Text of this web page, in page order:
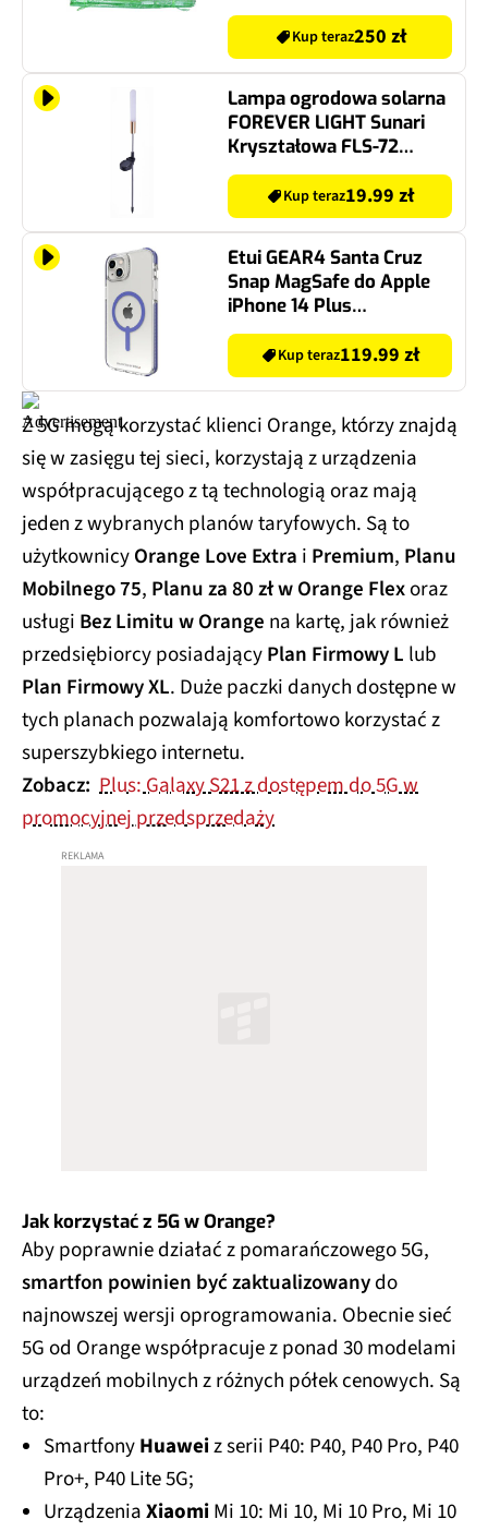
Kup teraz250 zł
Lampa ogrodowa solarna
FOREVER LIGHT Sunari
Kryształowa FLS-72
RTV100530
Kup teraz19.99 zł
Etui GEAR4 Santa Cruz
Snap MagSafe do Apple
iPhone 14 Plus
Przezroczysto-fioletowy
Kup teraz119.99 zł
Z 5G mogą korzystać klienci Orange, którzy znajdą
się w zasięgu tej sieci, korzystają z urządzenia
współpracującego z tą technologią oraz mają
jeden z wybranych planów taryfowych. Są to
użytkownicyOrange Love Extra i Premium, Planu
Mobilnego 75, Planu za 80 zł w Orange Flexoraz
usługi Bez Limitu w Orange na kartę, jak również
przedsiębiorcy posiadającyPlan Firmowy L lub
Plan Firmowy XL. Duże paczki danych dostępne w
tych planach pozwalają komfortowo korzystać z
superszybkiego internetu.
Zobacz: Plus: Galaxy S21 z dostępem do 5G w
promocyjnej przedsprzedaży
Jak korzystać z 5G w Orange?
Aby poprawnie działać z pomarańczowego 5G,
smartfon powinien być zaktualizowanydo
najnowszej wersji oprogramowania. Obecnie sieć
5G od Orange współpracuje z ponad 30 modelami
urządzeń mobilnych z różnych półek cenowych. Są
to:
SmartfonyHuaweiz serii P40: P40, P40 Pro, P40
Pro+, P40 Lite 5G;
UrządzeniaXiaomiMi 10: Mi 10, Mi 10 Pro, Mi 10